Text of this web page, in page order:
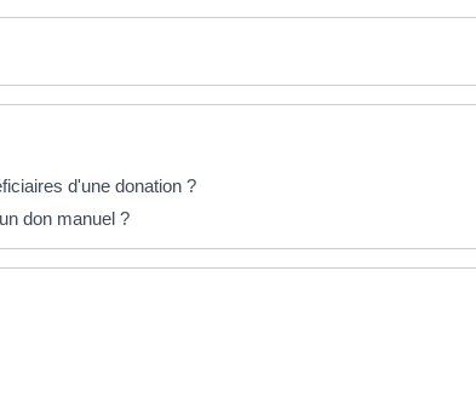
d'une donation ?
don manuel ?